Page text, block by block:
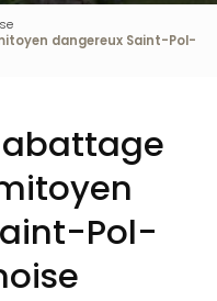
dangereux Saint-Pol-
Pol-